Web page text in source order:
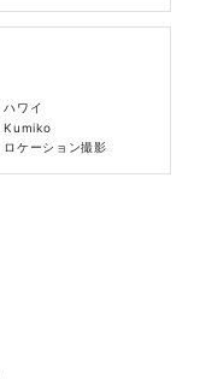
ハワイ
Kumiko
ロケーション撮影